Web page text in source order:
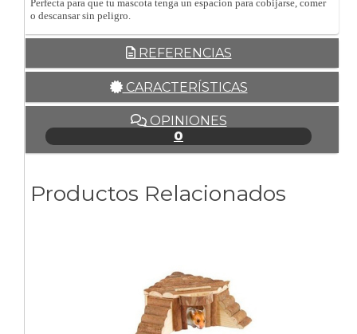
Perfecta para que tu mascota tenga un espacion para cobijarse, comer
o descansar sin peligro.
REFERENCIAS
CARACTERÍSTICAS
OPINIONES
0
Productos Relacionados